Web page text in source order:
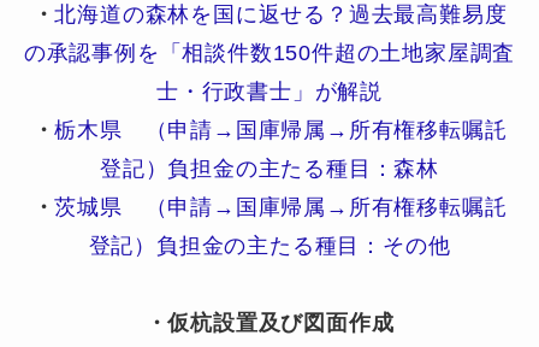
・北海道の森林を国に返せる？過去最高難易度
の承認事例を「相談件数150件超の土地家屋調査
士・行政書士」が解説
・栃木県 （申請→国庫帰属→所有権移転嘱託
登記）負担金の主たる種目：森林
・茨城県 （申請→国庫帰属→所有権移転嘱託
登記）負担金の主たる種目：その他
・仮杭設置及び図面作成